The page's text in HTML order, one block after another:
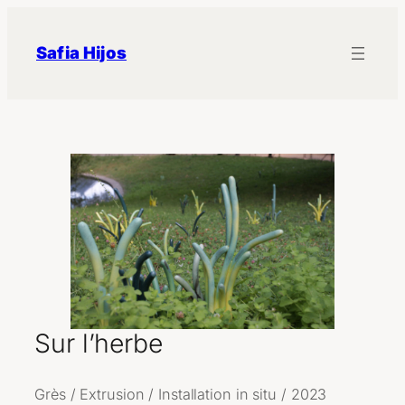
contenu
Safia Hijos
Sur l’herbe
Grès / Extrusion / Installation in situ / 2023